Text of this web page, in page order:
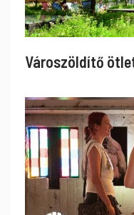
Városzöldítő